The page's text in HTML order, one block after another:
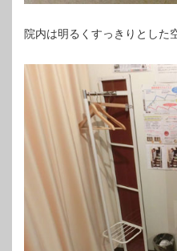
院内は明るくすっきりとした